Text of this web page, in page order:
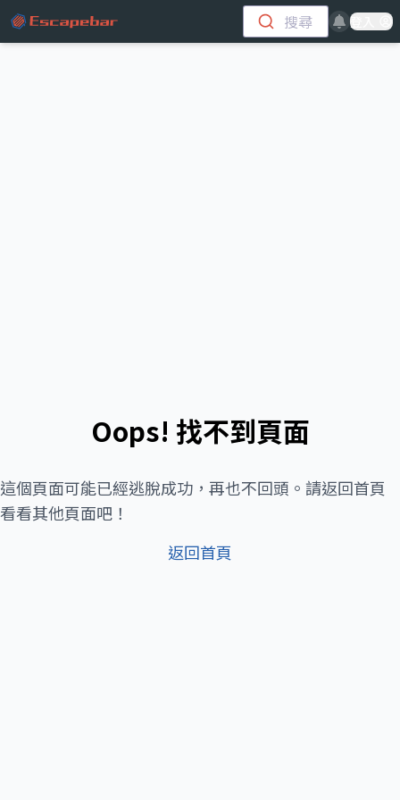
跳至主要內容
搜尋 登入
Oops! 找不到頁面
這個頁面可能已經逃脫成功，再也不回頭。請返回首頁
看看其他頁面吧！
返回首頁